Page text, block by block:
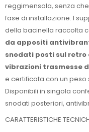
reggimensola, senza
fase di installazione. I
della bacinella raccolta
da appositi
snodati posti sul
vibrazioni trasmesse
e certificata con un peso
Disponibili in singola
snodati posteriori,
CARATTERISTICHE